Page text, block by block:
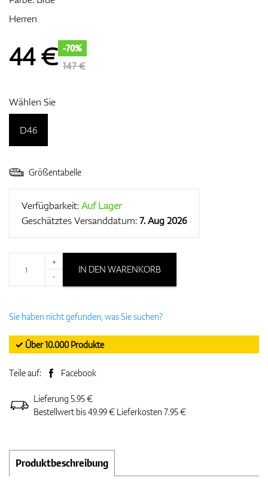
Entfernungsmesser & GPS
Herren
44€ -70%
147 €
Wählen Sie
D46
Größentabelle
Verfügbarkeit:Auf Lager
Geschätztes Versanddatum:7. Aug 2026
+
-
IN DEN WARENKORB
Sie haben nicht gefunden, was Sie suchen?
✓ Über 10.000 Produkte
Teile auf: Facebook
Lieferung 5.95 €
Bestellwert bis 49.99 € Lieferkosten 7.95 €
Produktbeschreibung